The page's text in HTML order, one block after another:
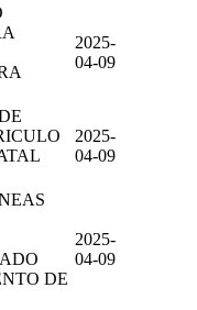
2025-
04-09
2025-
04-09
DE
2025-
04-09